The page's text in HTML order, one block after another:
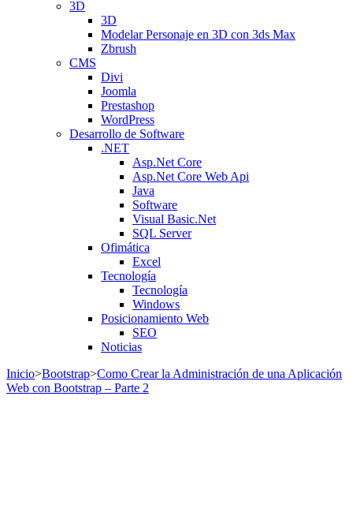
3D
3D
Modelar Personaje en 3D con 3ds Max
Zbrush
CMS
Divi
Joomla
Prestashop
WordPress
Desarrollo de Software
.NET
Asp.Net Core
Asp.Net Core Web Api
Java
Software
Visual Basic.Net
SQL Server
Ofimática
Excel
Tecnología
Tecnología
Windows
Posicionamiento Web
SEO
Noticias
Inicio>Bootstrap>Como Crear la Administración de una Aplicación
Web con Bootstrap – Parte 2